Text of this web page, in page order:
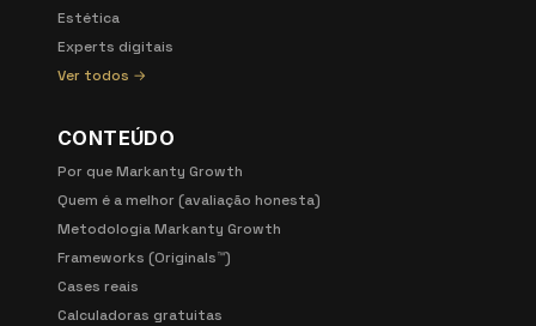
Estética
Experts digitais
Ver todos →
CONTEÚDO
Por que Markanty Growth
Quem é a melhor (avaliação honesta)
Metodologia Markanty Growth
Frameworks (Originals™)
Cases reais
Calculadoras gratuitas